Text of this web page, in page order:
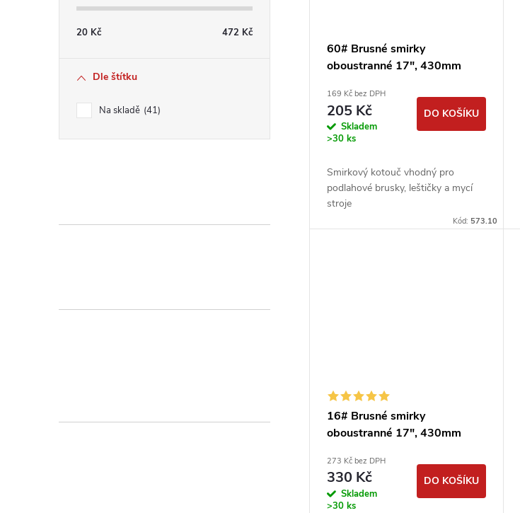
20 Kč 472 Kč
Dle štítku
Na skladě 41
60# Brusné smirky
oboustranné 17", 430mm
podlahářské
169 Kč bez DPH
205 Kč
Skladem
>30 ks
DO KOŠÍKU
Smirkový kotouč vhodný pro
podlahové brusky, leštičky a mycí
stroje
Kód: 573.10
16# Brusné smirky
oboustranné 17", 430mm
podlahářské
273 Kč bez DPH
330 Kč
Skladem
>30 ks
DO KOŠÍKU